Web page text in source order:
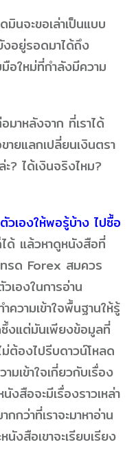
มินจะขอเล่าเป็นแบบ
งอยู่รอดมาได้ถึง
อใหม่ที่กำลังมีความ
มาหลังจาก ที่เราได้
ยแลกเปลี่ยนเงินตรา
? ได้เงินจริงไหม?
วเองให้พอรู้บ้าง ไปซื้อ
ได้ แล้วหาดูหนังสือที่
ทรด Forex สมควร
เองในการอ่าน
วามเข้าใจพื้นฐานให้รู้
งแต่มันเพียงข้อมูลที่
ต้องไปรีบดาวน์โหลด
มเข้าใจเกี่ยวกับเรื่อง
สือจะมีเรื่องราวเหล่า
กกว่าที่เราจะมาหาอ่าน
งสือเขาจะเรียบเรียง